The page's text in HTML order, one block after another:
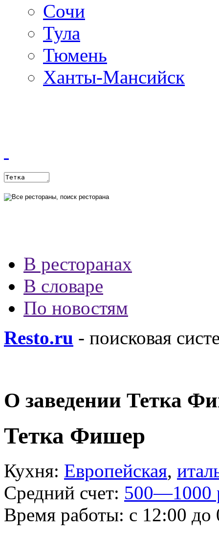
Сочи
Тула
Тюмень
Ханты-Мансийск
В ресторанах
В словаре
По новостям
Resto.ru - поисковая
О заведении Тетка
Тетка Фишер
Кухня: Европейская,
Средний счет: 500—1000
Время работы: с 12:00 до